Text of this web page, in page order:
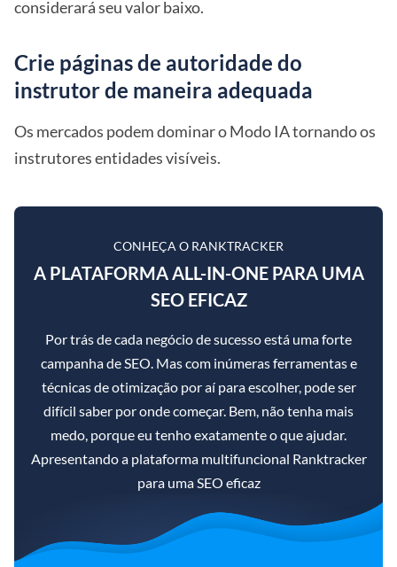
considerará seu valor baixo.
Crie páginas de autoridade do
instrutor de maneira adequada
Os mercados podem dominar o Modo IA tornando os
instrutores entidades visíveis.
CONHEÇA O RANKTRACKER
A PLATAFORMA ALL-IN-ONE PARA UMA
SEO EFICAZ
Por trás de cada negócio de sucesso está uma forte
campanha de SEO. Mas com inúmeras ferramentas e
técnicas de otimização por aí para escolher, pode ser
difícil saber por onde começar. Bem, não tenha mais
medo, porque eu tenho exatamente o que ajudar.
Apresentando a plataforma multifuncional Ranktracker
para uma SEO eficaz